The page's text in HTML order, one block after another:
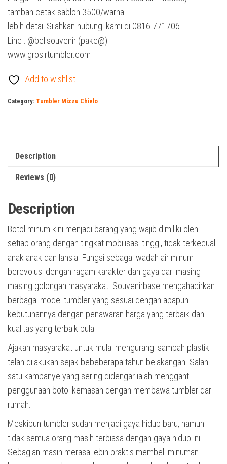
tambah cetak sablon 3500/warna
lebih detail Silahkan hubungi kami di 0816 771706
Line : @belisouvenir (pake@)
www.grosirtumbler.com
Add to wishlist
Category: Tumbler Mizzu Chielo
Description
Reviews (0)
Description
Botol minum kini menjadi barang yang wajib dimiliki oleh
setiap orang dengan tingkat mobilisasi tinggi, tidak terkecuali
anak anak dan lansia. Fungsi sebagai wadah air minum
berevolusi dengan ragam karakter dan gaya dari masing
masing golongan masyarakat. Souvenirbase mengahadirkan
berbagai model tumbler yang sesuai dengan apapun
kebutuhannya dengan penawaran harga yang terbaik dan
kualitas yang terbaik pula.
Ajakan masyarakat untuk mulai mengurangi sampah plastik
telah dilakukan sejak bebeberapa tahun belakangan. Salah
satu kampanye yang sering didengar ialah mengganti
penggunaan botol kemasan dengan membawa tumbler dari
rumah.
Meskipun tumbler sudah menjadi gaya hidup baru, namun
tidak semua orang masih terbiasa dengan gaya hidup ini.
Sebagian masih merasa lebih praktis membeli minuman